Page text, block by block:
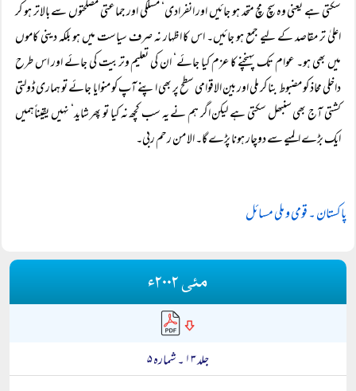
سکتی ہے یعنی وہ سچ مچ متحد ہو جائیں اور انفرادی‘ مسلکی اور جماعتی مصلحتوں سے بالاتر ہو کر
اعلیٰ تر مقاصد کے لیے جمع ہو جائیں۔ اس کا اظہار نہ صرف سیاست میں ہو بلکہ دینی کاموں
میں بھی ہو۔ عوام تک پہنچنے کا عزم کیا جائے‘ ان کی تعلیم وتربیت کی جائے اور اس طرح
داخلی محاذ کو مضبوط بنا کر ملی اور بین الاقوامی سطح پر بھی اپنے آپ کو منوایا جائے تو ہماری ڈولتی
کشتی آج بھی سنبھل سکتی ہے لیکن اگر ہم نے یہ سب کچھ نہ کیا تو پھر شاید‘ نہیں یقیناًہمیں
ایک بڑے المیے سے دوچار ہونا پڑے گا۔ الا من رحم ربی۔
پاکستان ۔ قومی و ملی مسائل
مئی ۲۰۰۲ء
جلد ۱۳ ۔ شمارہ ۵